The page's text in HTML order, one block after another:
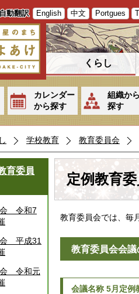
動翻訳 English 中文 Portgues
くらし
カレンダー
から探す
組織から
探す
学校教育 教育委員会
育委員
会 令和7
平成31
会 令和元
定例教育
教育委員会では、毎
教育委員会会
会議名称 5月定例